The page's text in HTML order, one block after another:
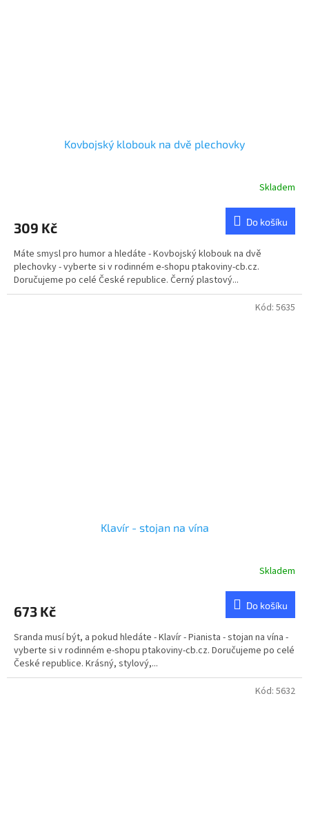
Kovbojský klobouk na dvě plechovky
je
z
5
hvězdiček.
Skladem
309 Kč Do košíku
Máte smysl pro humor a hledáte - Kovbojský klobouk na dvě
plechovky - vyberte si v rodinném e-shopu ptakoviny-cb.cz.
Doručujeme po celé České republice. Černý plastový...
Klavír - stojan na vína
Skladem
673 Kč Do košíku
Sranda musí být, a pokud hledáte - Klavír - Pianista - stojan na vína -
vyberte si v rodinném e-shopu ptakoviny-cb.cz. Doručujeme po celé
České republice. Krásný, stylový,...
Kód: 5635
Kód: 5632